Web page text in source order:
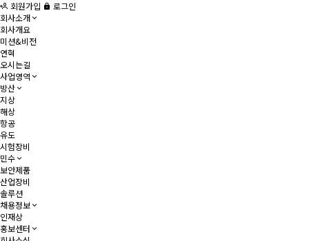
회원가입
로그인
회사소개
회사개요
미션&비전
연혁
오시는길
사업영역
방산
지상
해상
항공
유도
시험장비
민수
보안제품
산업장비
솔루션
채용정보
인재상
홍보센터